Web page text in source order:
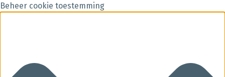
Beheer cookie toestemming